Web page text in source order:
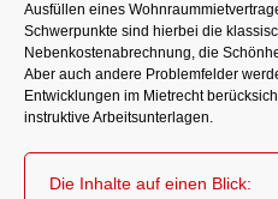
Ausfüllen eines
Schwerpunkte sind hierbei die
Nebenkostenabrechnung, die
Aber auch andere Problemfelder
Entwicklungen im Mietrecht
instruktive Arbeitsunterlagen.
Die Inhalte auf einen Blick: